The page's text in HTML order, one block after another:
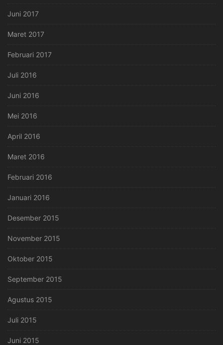
Juni 2017
Maret 2017
Februari 2017
Juli 2016
Juni 2016
Mei 2016
April 2016
Maret 2016
Februari 2016
Januari 2016
Desember 2015
November 2015
Oktober 2015
September 2015
Agustus 2015
Juli 2015
Juni 2015